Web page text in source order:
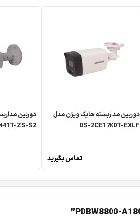
دوربین مداربسته هایک ویژن مدل
DS-2CE17K0T-EXLF
تماس بگیرید
دوربین
ZS-S2